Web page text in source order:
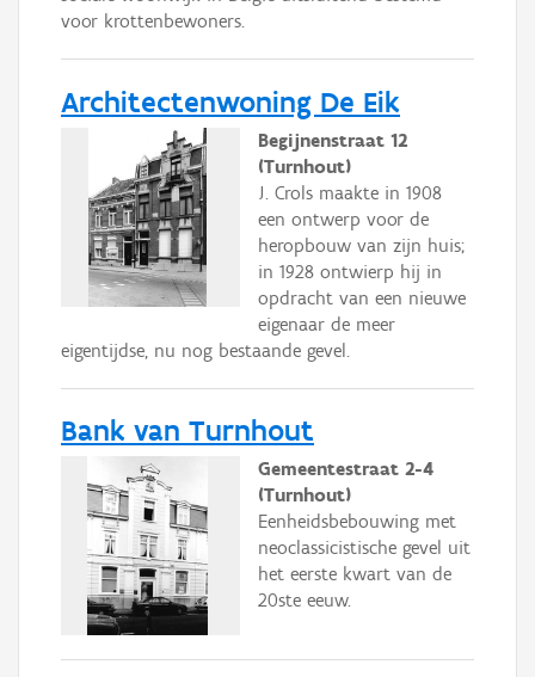
voor krottenbewoners.
Architectenwoning De Eik
Begijnenstraat 12
(Turnhout)
J. Crols maakte in 1908
een ontwerp voor de
heropbouw van zijn huis;
in 1928 ontwierp hij in
opdracht van een nieuwe
eigenaar de meer
eigentijdse, nu nog bestaande gevel.
Bank van Turnhout
Gemeentestraat 2-4
(Turnhout)
Eenheidsbebouwing met
neoclassicistische gevel uit
het eerste kwart van de
20ste eeuw.